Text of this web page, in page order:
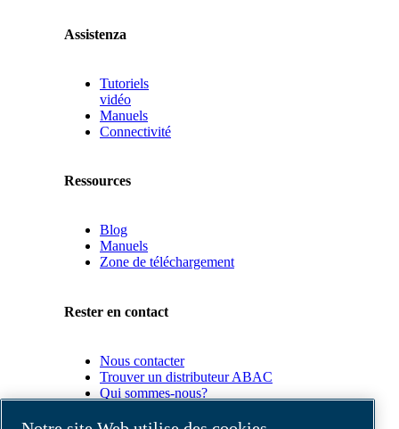
Assistenza
Tutoriels
vidéo
Manuels
Connectivité
Ressources
Blog
Manuels
Zone de téléchargement
Rester en contact
Nous contacter
Trouver un distributeur ABAC
Qui sommes-nous?